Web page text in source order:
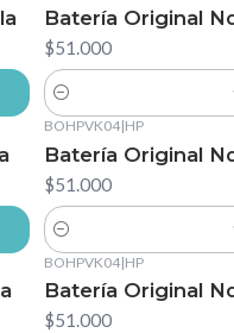
Batería Original
$51.000
Cantidad
BOHPVK04|HP
Batería Original
$51.000
Cantidad
BOHPVK04|HP
Batería Original
$51.000